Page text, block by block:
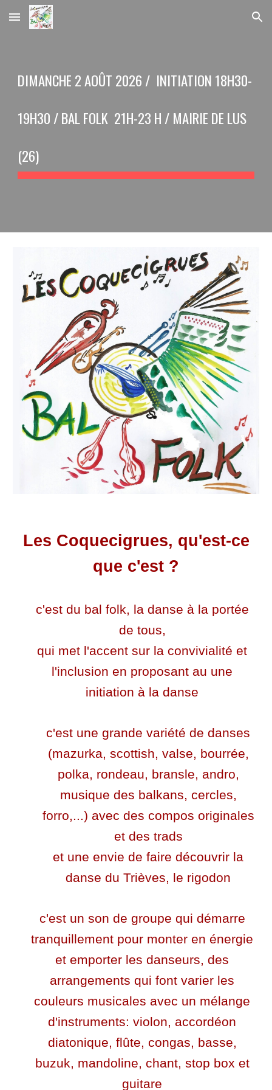
Skip to main content Skip to navigation
DIMANCHE 2 AOÛT 2026 / INITIATION 18H30-
19H30 / BAL FOLK 21H-23 H / MAIRIE DE LUS
(26)
Les Coquecigrues, qu'est-ce
que c'est ?
c'est du bal folk, la danse à la portée
de tous,
qui met l'accent sur la convivialité et
l'inclusion en proposant au une
initiation à la danse
c'est une grande variété de danses
(mazurka, scottish, valse, bourrée,
polka, rondeau, bransle, andro,
musique des balkans, cercles,
forro,...) avec des compos originales
et des trads
et une envie de faire découvrir la
danse du Trièves, le rigodon
c'est un son de groupe qui démarre
tranquillement pour monter en énergie
et emporter les danseurs, des
arrangements qui font varier les
couleurs musicales avec un mélange
d'instruments: violon, accordéon
diatonique, flûte, congas, basse,
buzuk, mandoline, chant, stop box et
guitare